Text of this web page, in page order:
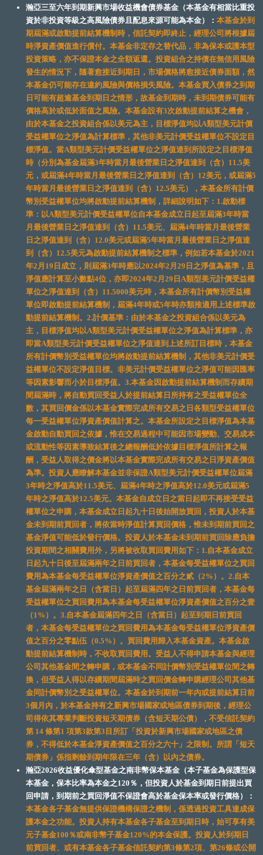
瀚亞三至六年到期新興市場收益機會債券基金（本基金有相當比重投
資於非投資等級之高風險債券且配息來源可能為本金）： 本基金於到
期屆滿或啟動提前結算機制時，信託契約即終止，經理公司將根據屆
時淨資產價值進行償付。本基金非定存之替代品，非為保本或護本型
投資策略，亦不保證本金之全額返還。投資組合之持債在無信用風險
發生的情況下，隨著愈接近到期日，市場價格將愈接近債券面額，然
本基金仍可能存在違約風險與價格損失風險。本基金買入債券之到期
日可能有超逾基金到期日之情形，故基金到期時，未到期債券可能有
價格高於或低於面值之風險。本基金設有3次啟動提前結算之機會，
由於本基金之投資組合係以美元為主，目標淨值均以A類型美元計價
受益權單位之淨值為計算標準，其他非美元計價受益權單位不設定目
標淨值。當A類型美元計價受益權單位之淨值達到所設定之目標淨值
時（分別為基金屆滿3年時當月最後營業日之淨值達到（含）11.5美
元，或屆滿4年時當月最後營業日之淨值達到（含）12美元，或屆滿5
年時當月最後營業日之淨值達到（含）12.5美元），本基金所有計價
幣別受益權單位均將啟動提前結算機制，詳細說明如下：1.啟動標
準：以A類型美元計價受益權單位自本基金成立日起至屆滿3年時當
月最後營業日之淨值達到（含）11.5美元、屆滿4年時當月最後營業
日之淨值達到（含）12.0美元或屆滿5年時當月最後營業日之淨值達
到（含）12.5美元為啟動提前結算機制之標準，例如若本基金於2021
年2月19日成立，則屆滿3年時應以2024年2月29日之淨值為基準，且
淨值應計算至小數點4位，亦即2024年2月29日A類型美元計價受益權
單位之淨值達到（含）11.5000美元時，本基金所有計價幣別受益權
單位即啟動提前結算機制，屆滿4年時或5年時亦類推適用上述標準啟
動提前結算機制。2.計價基準：由於本基金之投資組合係以美元為
主，目標淨值均以A類型美元計價受益權單位之淨值為計算標準，亦
即當A類型美元計價受益權單位之淨值達到上述所訂目標時，本基金
所有計價幣別受益權單位均將啟動提前結算機制，其他非美元計價受
益權單位不設定淨值目標。非美元計價受益權單位之淨值可能因匯率
等因素影響而小於目標淨值。3.本基金因啟動提前結算機制而存續期
間屆滿時，將自動買回受益人於提前結算日所持有之受益權單位全
數，其買回價金係以本基金實際完成所有交易之日各類型受益權單位
每一受益權單位淨資產價值計算之。本基金所設定之目標淨值為本基
金啟動自動買回之依據，惟在交易過程中可能因市場變動、交易成本
或流動性等因素導致結算後之總報酬低於依據目標淨值所計算之報
酬，受益人取得之價金將以本基金實際完成所有交易之日淨資產價值
為準。投資人應瞭解本基金並非保證A類型美元計價受益權單位屆滿
3年時之淨值高於11.5美元、屆滿4年時之淨值高於12.0美元或屆滿5
年時之淨值高於12.5美元。本基金自成立日之當日起即不再接受受益
權單位之申購，本基金成立日起九十日後始開放買回，投資人於本基
金未到期前買回者，將依當時淨值計算買回價格，惟未到期前買回之
基金淨值可能低於發行價格。投資人於本基金未到期前買回除應負擔
投資期間之相關費用外，另將被收取買回費用如下：1.自本基金成立
日起九十日後至屆滿兩年之日前買回者，本基金每受益權單位之買回
費用為本基金每受益權單位淨資產價值之百分之貳（2%）。2.自本
基金屆滿兩年之日（含當日）起至屆滿四年之日前買回者，本基金每
受益權單位之買回費用為本基金每受益權單位淨資產價值之百分之壹
（1%）。3.自本基金屆滿四年之日（含當日）起至到期日前買回
者，本基金每受益權單位之買回費用為本基金每受益權單位淨資產價
值之百分之零點伍（0.5%）。買回費用歸入本基金資產。本基金啟
動提前結算機制時，不收取買回費用。受益人不得申請本基金與經理
公司其他基金間之轉申購，或本基金不同計價幣別受益權單位間之轉
換，但受益人得以存續期間屆滿時之買回價金轉申購經理公司其他基
金同計價幣別之受益權單位。本基金於到期前一年內或提前結算日前
3個月內，於本基金持有之新興市場國家或地區債券到期後，經理公
司得依其專業判斷投資短天期債券（含短天期公債），不受信託契約
第 14 條第1 項第3款第3目所訂「投資於新興市場國家或地區之債
券，不得低於本基金淨資產價值之百分之六十」之限制。所謂「短天
期債券」係指剩餘到期年限在三年（含）以內之債券。
瀚亞2026收益優化傘型基金之南非幣保本基金（本子基金為保護型保
本基金，保本比率為本金之120％，但投資人於基金到期日前提出買
回申請，到期前之買回淨值不保證會高於基金保本率或發行價格）：
本基金各子基金無提供保證機構保證之機制，係透過投資工具達成保
護本金之功能。投資人持有本基金各子基金至到期日時，始可享有美
元子基金100％或南非幣子基金120%的本金保護。投資人於到期日
前買回者、或有本基金各子基金信託契約第3條第2項、第26條或公開